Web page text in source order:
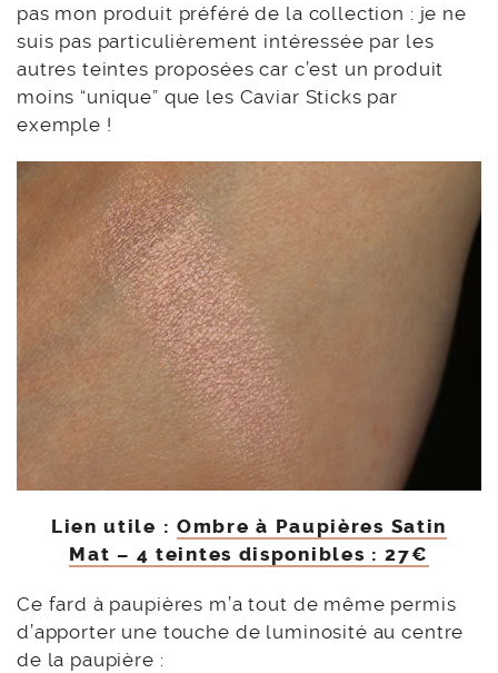
pas mon produit préféré de la collection : je ne
suis pas particulièrement intéressée par les
autres teintes proposées car c’est un produit
moins “unique” que les Caviar Sticks par
exemple !
Lien utile : Ombre à Paupières Satin
Mat – 4 teintes disponibles : 27€
Ce fard à paupières m’a tout de même permis
d’apporter une touche de luminosité au centre
de la paupière :